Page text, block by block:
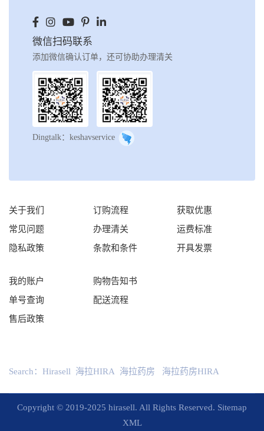
微信扫码联系
添加微信确认订单，还可协助办理清关
Dingtalk：keshavservice
关于我们
常见问题
隐私政策
订购流程
办理清关
条款和条件
获取优惠
运费标准
开具发票
我的账户
单号查询
售后政策
购物告知书
配送流程
Search： Hirasell 海拉HIRA 海拉药房 海拉药房HIRA
Copyright © 2019-2025 hirasell. All Rights Reserved. Sitemap
XML